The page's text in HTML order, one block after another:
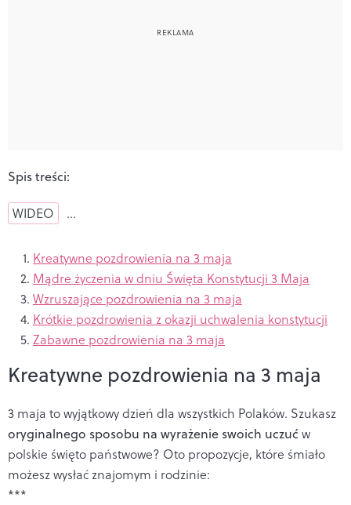
Spis treści:
WIDEO …
Kreatywne pozdrowienia na 3 maja
Mądre życzenia w dniu Święta Konstytucji 3 Maja
Wzruszające pozdrowienia na 3 maja
Krótkie pozdrowienia z okazji uchwalenia konstytucji
Zabawne pozdrowienia na 3 maja
Kreatywne pozdrowienia na 3 maja
3 maja to wyjątkowy dzień dla wszystkich Polaków. Szukasz
oryginalnego sposobu na wyrażenie swoich uczuć w
polskie święto państwowe? Oto propozycje, które śmiało
możesz wysłać znajomym i rodzinie:
***